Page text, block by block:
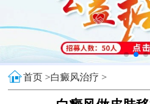
首页 >白癜风治疗 >